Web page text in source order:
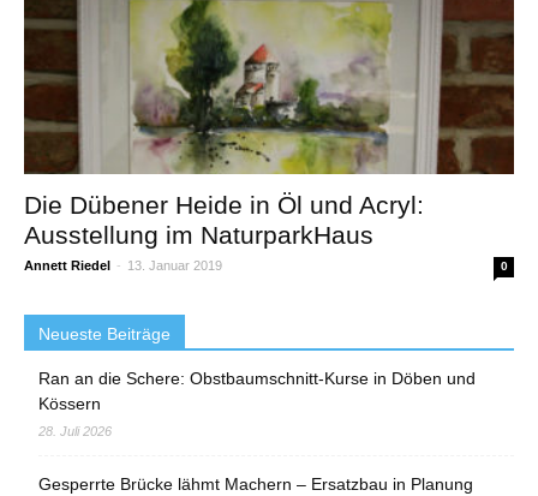
Die Dübener Heide in Öl und Acryl:
Ausstellung im NaturparkHaus
Annett Riedel - 13. Januar 2019 0
Neueste Beiträge
Ran an die Schere: Obstbaumschnitt-Kurse in Döben und
Kössern
28. Juli 2026
Gesperrte Brücke lähmt Machern – Ersatzbau in Planung